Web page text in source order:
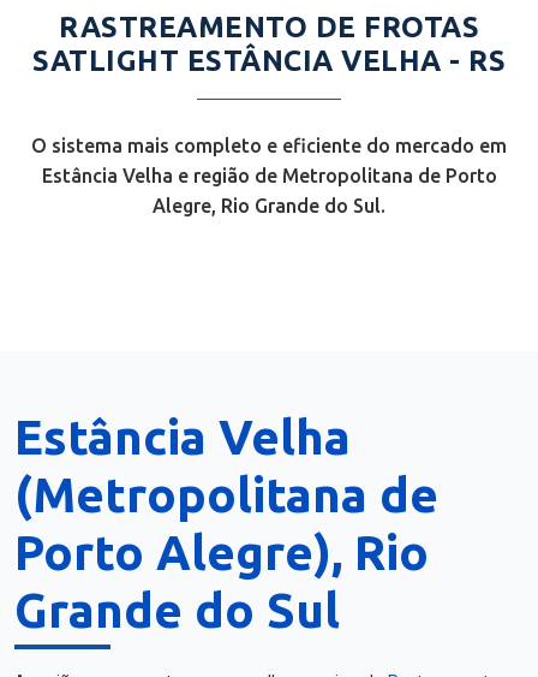
RASTREAMENTO DE FROTAS
SATLIGHT ESTÂNCIA VELHA - RS
O sistema mais completo e eficiente do mercado em
Estância Velha e região de Metropolitana de Porto
Alegre, Rio Grande do Sul.
Estância Velha
(Metropolitana de
Porto Alegre), Rio
Grande do Sul